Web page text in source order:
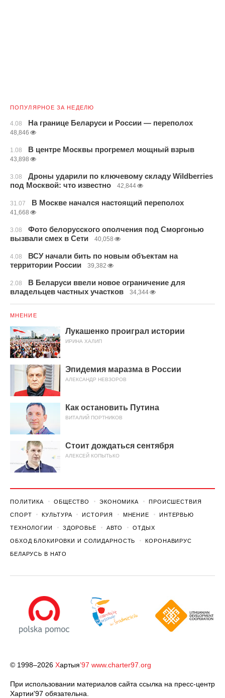
ПОПУЛЯРНОЕ ЗА НЕДЕЛЮ
4.08 На границе Беларуси и России — переполох
48,846
1.08 В центре Москвы прогремел мощный взрыв
43,898
3.08
Дроны ударили по ключевому складу Wildberries
под Москвой: что известно
42,844
31.07 В Москве начался настоящий переполох
41,668
3.08
Фото белорусского ополчения под Сморгонью
вызвали смех в Сети
40,058
4.08
ВСУ начали бить по новым объектам на
территории России
39,382
2.08
В Беларуси ввели новое ограничение для
владельцев частных участков
34,344
МНЕНИЕ
Лукашенко проиграл истории
ИРИНА ХАЛИП
Эпидемия маразма в России
АЛЕКСАНДР НЕВЗОРОВ
Как остановить Путина
ВИТАЛИЙ ПОРТНИКОВ
Стоит дождаться сентября
АЛЕКСЕЙ КОПЫТЬКО
ПОЛИТИКА ОБЩЕСТВО ЭКОНОМИКА ПРОИСШЕСТВИЯ
СПОРТ КУЛЬТУРА ИСТОРИЯ МНЕНИЕ ИНТЕРВЬЮ
ТЕХНОЛОГИИ ЗДОРОВЬЕ АВТО ОТДЫХ
ОБХОД БЛОКИРОВКИ И СОЛИДАРНОСТЬ КОРОНАВИРУС
БЕЛАРУСЬ В НАТО
© 1998–2026 Хартыя’97 www.charter97.org
При использовании материалов сайта ссылка на пресс-центр
Хартии'97 обязательна.